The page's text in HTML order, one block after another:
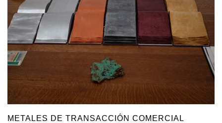
METALES DE TRANSACCIÓN COMERCIAL